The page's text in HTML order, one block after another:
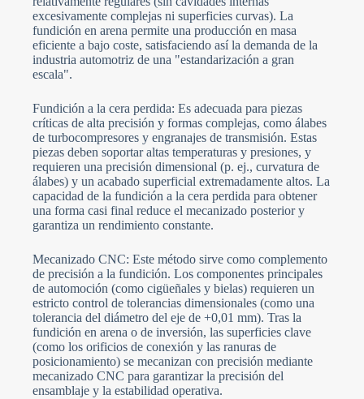
excesivamente complejas ni superficies curvas). La
fundición en arena permite una producción en masa
eficiente a bajo coste, satisfaciendo así la demanda de la
industria automotriz de una "estandarización a gran
escala".
Fundición a la cera perdida: Es adecuada para piezas
críticas de alta precisión y formas complejas, como álabes
de turbocompresores y engranajes de transmisión. Estas
piezas deben soportar altas temperaturas y presiones, y
requieren una precisión dimensional (p. ej., curvatura de
álabes) y un acabado superficial extremadamente altos. La
capacidad de la fundición a la cera perdida para obtener
una forma casi final reduce el mecanizado posterior y
garantiza un rendimiento constante.
Mecanizado CNC: Este método sirve como complemento
de precisión a la fundición. Los componentes principales
de automoción (como cigüeñales y bielas) requieren un
estricto control de tolerancias dimensionales (como una
tolerancia del diámetro del eje de +0,01 mm). Tras la
fundición en arena o de inversión, las superficies clave
(como los orificios de conexión y las ranuras de
posicionamiento) se mecanizan con precisión mediante
mecanizado CNC para garantizar la precisión del
ensamblaje y la estabilidad operativa.